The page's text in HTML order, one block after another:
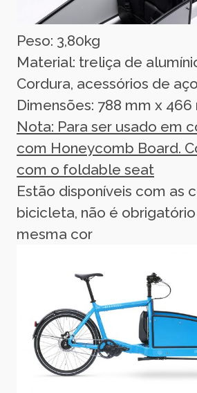
Peso: 3,80kg
Material: treliça de
Cordura, acessórios de
Dimensões: 788 mm x
Nota: Para ser usado em
com Honeycomb Board.
com o foldable seat
Estão disponíveis com as
bicicleta, não é
mesma cor